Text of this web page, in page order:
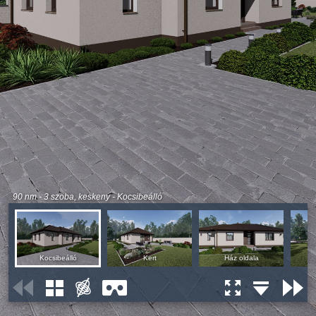
90 nm - 3 szoba, keskeny - Kocsibeálló
Kocsibeálló Kert Ház oldala